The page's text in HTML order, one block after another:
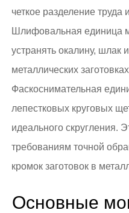
четкое разделение труда
Шлифовальная единица
устранять окалину, шлак
металлических
Фаскоснимательная
лепестковых круговых
идеального скругления.
требованиям точной
кромок заготовок в
Основные